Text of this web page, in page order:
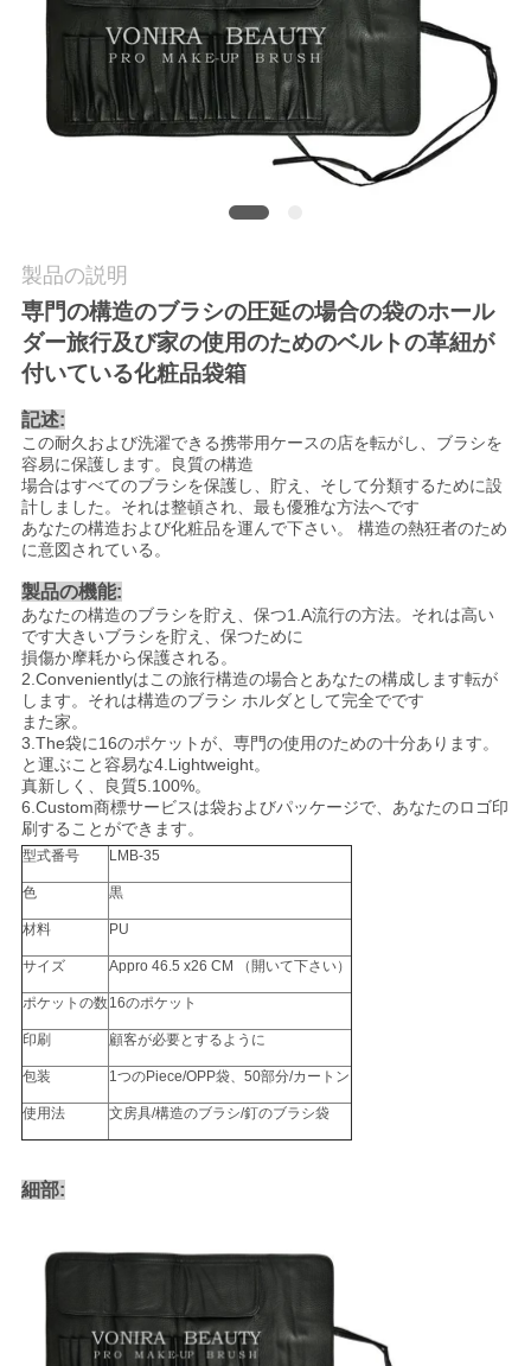
製品の説明
専門の構造のブラシの圧延の場合の袋のホール
ダー旅行及び家の使用のためのベルトの革紐が
付いている化粧品袋箱
記述:
この耐久および洗濯できる携帯用ケースの店を転がし、ブラシを
容易に保護します。良質の構造
場合はすべてのブラシを保護し、貯え、そして分類するために設
計しました。それは整頓され、最も優雅な方法へです
あなたの構造および化粧品を運んで下さい。 構造の熱狂者のため
に意図されている。
製品の機能:
あなたの構造のブラシを貯え、保つ1.A流行の方法。それは高い
です大きいブラシを貯え、保つために
損傷か摩耗から保護される。
2.Convenientlyはこの旅行構造の場合とあなたの構成します転が
します。それは構造のブラシ ホルダとして完全でです
また家。
3.The袋に16のポケットが、専門の使用のための十分あります。
と運ぶこと容易な4.Lightweight。
真新しく、良質5.100%。
6.Custom商標サービスは袋およびパッケージで、あなたのロゴ印
刷することができます。
型式番号 LMB-35
色 黒
材料 PU
サイズ Appro 46.5 x26 CM （開いて下さい）
ポケットの数16のポケット
印刷 顧客が必要とするように
包装 1つのPiece/OPP袋、50部分/カートン
使用法 文房具/構造のブラシ/釘のブラシ袋
細部: